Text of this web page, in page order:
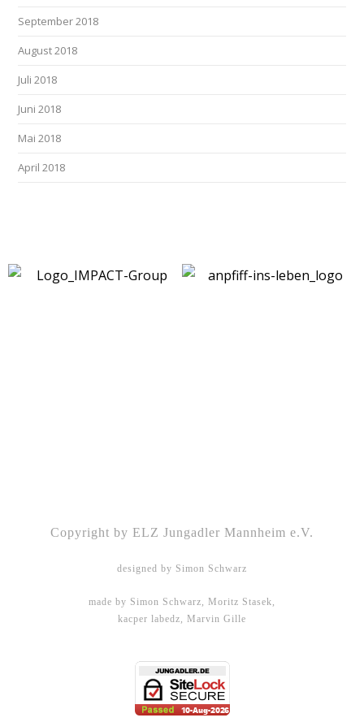
September 2018
August 2018
Juli 2018
Juni 2018
Mai 2018
April 2018
Copyright by ELZ Jungadler Mannheim e.V.
designed by Simon Schwarz
made by Simon Schwarz, Moritz Stasek,
kacper labedz, Marvin Gille